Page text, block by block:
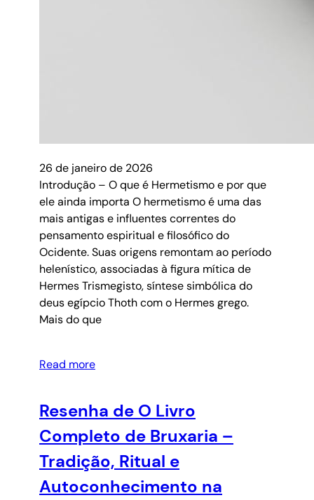
26 de janeiro de 2026
Introdução – O que é Hermetismo e por que
ele ainda importa O hermetismo é uma das
mais antigas e influentes correntes do
pensamento espiritual e filosófico do
Ocidente. Suas origens remontam ao período
helenístico, associadas à figura mítica de
Hermes Trismegisto, síntese simbólica do
deus egípcio Thoth com o Hermes grego.
Mais do que
Read more
Resenha de O Livro
Completo de Bruxaria –
Tradição, Ritual e
Autoconhecimento na